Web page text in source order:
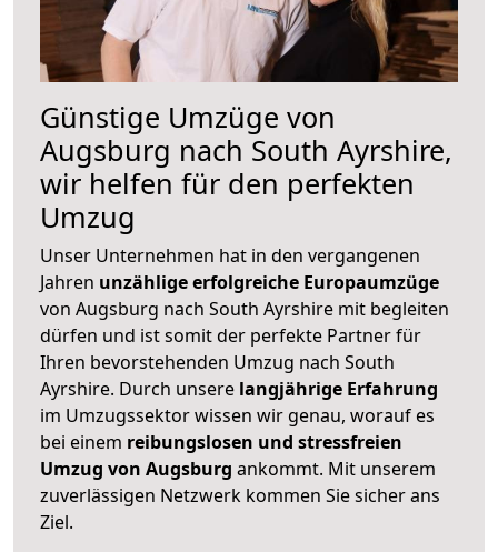
Günstige Umzüge von
Augsburg nach South Ayrshire,
wir helfen für den perfekten
Umzug
Unser Unternehmen hat in den vergangenen
Jahren unzählige erfolgreiche Europaumzüge
von Augsburg nach South Ayrshire mit begleiten
dürfen und ist somit der perfekte Partner für
Ihren bevorstehenden Umzug nach South
Ayrshire. Durch unsere langjährige Erfahrung
im Umzugssektor wissen wir genau, worauf es
bei einem reibungslosen und stressfreien
Umzug von Augsburg ankommt. Mit unserem
zuverlässigen Netzwerk kommen Sie sicher ans
Ziel.